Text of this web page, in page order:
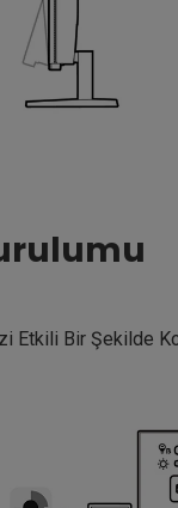
Etkili Bir Şekilde